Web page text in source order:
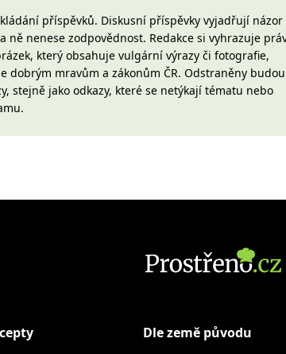
příspěvků. Diskusní příspěvky vyjadřují názor
ně nenese zodpovědnost. Redakce si vyhrazuje
který obsahuje vulgární výrazy či fotografie,
dobrým mravům a zákonům ČR. Odstraněny budou
stejně jako odkazy, které se netýkají tématu nebo
Dle země původu